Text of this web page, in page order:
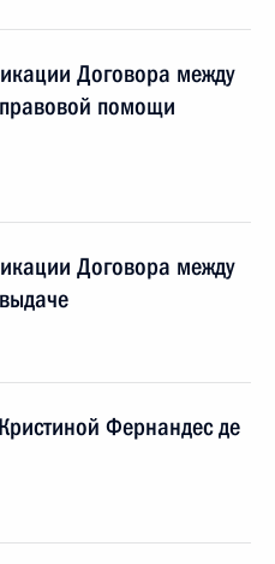
Договора между
помощи
Договора между
Фернандес де